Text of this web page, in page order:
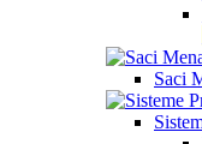
Saci